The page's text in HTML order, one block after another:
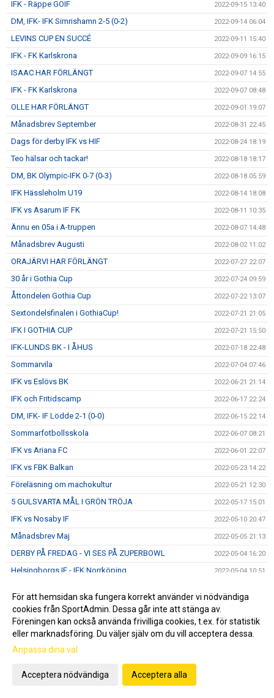
IFK - Räppe GOIF 2022-09-15 13:40
DM, IFK- IFK Simrishamn 2-5 (0-2) 2022-09-14 06:04
LEVINS CUP EN SUCCÉ 2022-09-11 15:40
IFK - FK Karlskrona 2022-09-09 16:15
ISAAC HAR FÖRLÄNGT 2022-09-07 14:55
IFK - FK Karlskrona 2022-09-07 08:48
OLLE HAR FÖRLÄNGT 2022-09-01 19:07
Månadsbrev September 2022-08-31 22:45
Dags för derby IFK vs HIF 2022-08-24 18:19
Teo hälsar och tackar! 2022-08-18 18:17
DM, BK Olympic-IFK 0-7 (0-3) 2022-08-18 05:59
IFK Hässleholm U19 2022-08-14 18:08
IFK vs Asarum IF FK 2022-08-11 10:35
Ännu en 05a i A-truppen 2022-08-07 14:48
Månadsbrev Augusti 2022-08-02 11:02
ORAJÄRVI HAR FÖRLÄNGT 2022-07-27 22:07
30 år i Gothia Cup 2022-07-24 09:59
Åttondelen Gothia Cup 2022-07-22 13:07
Sextondelsfinalen i GothiaCup! 2022-07-21 21:05
IFK I GOTHIA CUP 2022-07-21 15:50
IFK-LUNDS BK - I ÅHUS 2022-07-18 22:48
Sommarvila 2022-07-04 07:46
IFK vs Eslövs BK 2022-06-21 21:14
IFK och Fritidscamp 2022-06-17 22:24
DM, IFK- IF Lödde 2-1 (0-0) 2022-06-15 22:14
Sommarfotbollsskola 2022-06-07 08:21
IFK vs Ariana FC 2022-06-01 22:07
IFK vs FBK Balkan 2022-05-23 14:22
Föreläsning om machokultur 2022-05-21 12:30
5 GULSVARTA MÅL I GRÖN TRÖJA 2022-05-17 15:01
IFK vs Nosaby IF 2022-05-10 20:47
Månadsbrev Maj 2022-05-05 21:13
DERBY PÅ FREDAG - VI SES PÅ ZUPERBOWL 2022-05-04 16:20
Helsingborgs IF - IFK Norrköping 2022-05-04 10:51
IFK vs Österlens FF
IFK vs FC Rosengård 2022-04-13 18:21
20 NYA IFKare 2022-04-10 18:35
Månadsbrev April
Ukörning av gödsel
För att hemsidan ska fungera korrekt använder vi nödvändiga
cookies från SportAdmin. Dessa går inte att stänga av.
Föreningen kan också använda frivilliga cookies, t.ex. för statistik
eller marknadsföring. Du väljer själv om du vill acceptera dessa.
Anpassa dina val
Acceptera nödvändiga Acceptera alla